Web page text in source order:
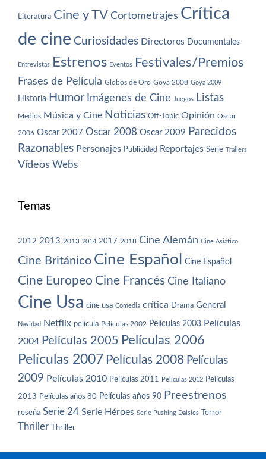
Literatura Cine y TV Cortometrajes Crítica
de cine Curiosidades Directores Documentales
Entrevistas Estrenos Eventos Festivales/Premios
Frases de Película Globos de Oro Goya 2008 Goya 2009
Historia Humor Imágenes de Cine Juegos Listas
Medios Música y Cine Noticias Off-Topic Opinión Oscar
2006 Oscar 2007 Oscar 2008 Oscar 2009 Parecidos
Razonables Personajes Publicidad Reportajes Serie Trailers
Vídeos Webs
Temas
2012 2013 2013 2014 2017 2018 Cine Alemán Cine Asiático
Cine Británico Cine Español Cine Español
Cine Europeo Cine Francés Cine Italiano
Cine Usa cine usa Comedia crítica Drama General
Navidad Netflix película Películas 2002 Películas 2003 Películas
2004 Películas 2005 Películas 2006
Películas 2007 Películas 2008 Películas
2009 Películas 2010 Películas 2011 Películas 2012 Películas
2013 Películas años 80 Películas años 90 Preestrenos
reseña Serie 24 Serie Héroes Serie Pushing Daisies Terror
Thriller Thriller